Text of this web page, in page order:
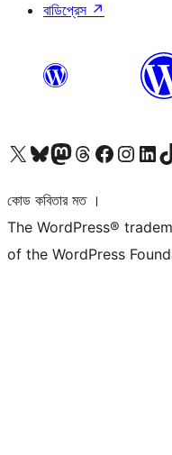
বাডিপ্রেস ↗
আমাদের X (আগের টুইটার) অ্যাকাউন্টে যানআমাদের Bluesky অ্যাকাউন্টটি দেখুনআমাদের মাস্টোডন অ্যাকাউন্টটি দেখুনআমাদের থ্রেডস অ্যাকাউন্টটি দেখুনআমাদের ফেসবুক পেজ দেখুনআমাদের ইন্সটাগ্রাম অ্যাকাউন্ট দেখুনআমাদের লিঙ্কডইন অ্যাকাউন্টে যানআমাদের
কোড কবিতার মত ।
The WordPress®
of the WordPress